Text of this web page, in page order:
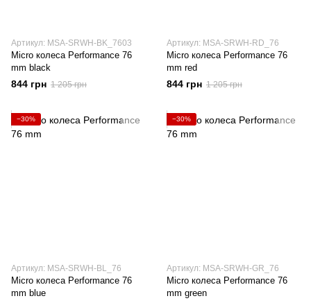
Артикул: MSA-SRWH-BK_7603
Micro колеса Performance 76
mm black
844 грн 1 205 грн
Артикул: MSA-SRWH-RD_76
Micro колеса Performance 76
mm red
844 грн 1 205 грн
−30%
Артикул: MSA-SRWH-BL_76
Micro колеса Performance 76
mm blue
−30%
Артикул: MSA-SRWH-GR_76
Micro колеса Performance 76
mm green